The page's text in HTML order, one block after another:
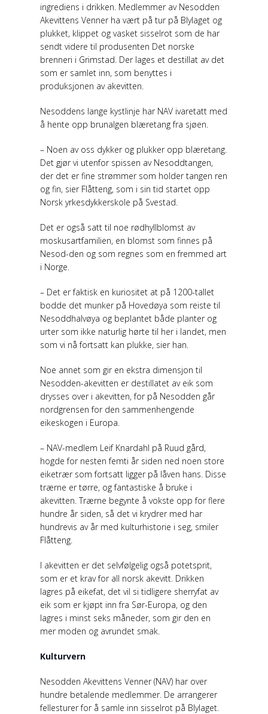
ingrediens i drikken. Medlemmer av Nesodden
Akevittens Venner ha vært på tur på Blylaget og
plukket, klippet og vasket sisselrot som de har
sendt videre til produsenten Det norske
brenneri i Grimstad. Der lages et destillat av det
som er samlet inn, som benyttes i
produksjonen av akevitten.
Nesoddens lange kystlinje har NAV ivaretatt med
å hente opp brunalgen blæretang fra sjøen.
– Noen av oss dykker og plukker opp blæretang.
Det gjør vi utenfor spissen av Nesoddtangen,
der det er fine strømmer som holder tangen ren
og fin, sier Flåtteng, som i sin tid startet opp
Norsk yrkesdykkerskole på Svestad.
Det er også satt til noe rødhyllblomst av
moskusartfamilien, en blomst som finnes på
Nesod-den og som regnes som en fremmed art
i Norge.
– Det er faktisk en kuriositet at på 1200-tallet
bodde det munker på Hovedøya som reiste til
Nesoddhalvøya og beplantet både planter og
urter som ikke naturlig hørte til her i landet, men
som vi nå fortsatt kan plukke, sier han.
Noe annet som gir en ekstra dimensjon til
Nesodden-akevitten er destillatet av eik som
drysses over i akevitten, for på Nesodden går
nordgrensen for den sammenhengende
eikeskogen i Europa.
– NAV-medlem Leif Knardahl på Ruud gård,
hogde for nesten femti år siden ned noen store
eiketrær som fortsatt ligger på låven hans. Disse
trærne er tørre, og fantastiske å bruke i
akevitten. Trærne begynte å vokste opp for flere
hundre år siden, så det vi krydrer med har
hundrevis av år med kulturhistorie i seg, smiler
Flåtteng.
I akevitten er det selvfølgelig også potetsprit,
som er et krav for all norsk akevitt. Drikken
lagres på eikefat, det vil si tidligere sherryfat av
eik som er kjøpt inn fra Sør-Europa, og den
lagres i minst seks måneder, som gir den en
mer moden og avrundet smak.
Kulturvern
Nesodden Akevittens Venner (NAV) har over
hundre betalende medlemmer. De arrangerer
fellesturer for å samle inn sisselrot på Blylaget.